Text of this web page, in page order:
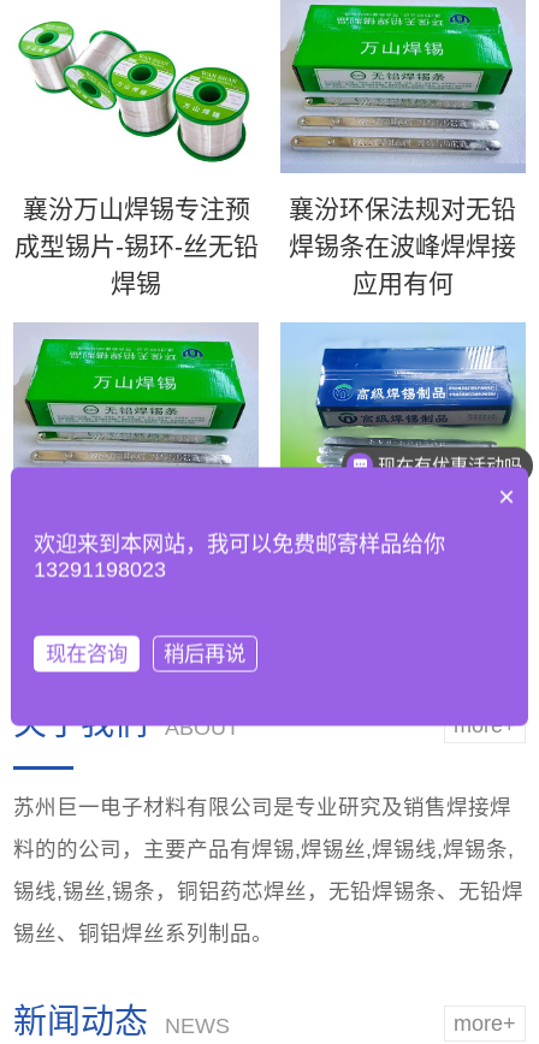
襄汾万山焊锡专注预
成型锡片-锡环-丝无铅
焊锡
襄汾环保法规对无铅
焊锡条在波峰焊焊接
应用有何
襄汾如何优化波峰焊
工艺参数以适应无铅
襄汾63锡条 | 超高性
more+
关于我们 ABOUT
苏州巨一电子材料有限公司是专业研究及销售焊接焊
料的的公司，主要产品有焊锡,焊锡丝,焊锡线,焊锡条,
锡线,锡丝,锡条，铜铝药芯焊丝，无铅焊锡条、无铅焊
锡丝、铜铝焊丝系列制品。
more+
新闻动态 NEWS
现在有优惠活动吗
×
欢迎来到本网站，我可以免费邮寄样品给你
13291198023
现在咨询 稍后再说